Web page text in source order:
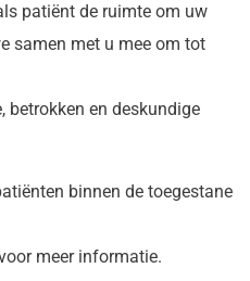
patiënt de ruimte om uw
samen met u mee om tot
betrokken en deskundige
binnen de toegestane
meer informatie.